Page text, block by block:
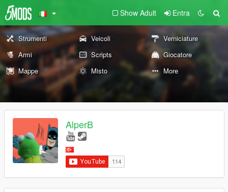
Show Adult Entra
Strumenti Veicoli
Verniciature
Armi
Scripts
Giocatore
Mappe
Misto More
AlperB